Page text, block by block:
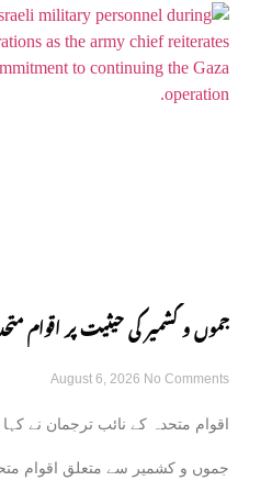
جموں و کشمیر کی حیثیت پر اقوام
قراردادوں کی قانونی حیثیت تبدیل
نائب ترجمان یو این
August 6, 2026 No Comments
اقوام متحدہ کے نائب ترجمان نے کہا
جموں و کشمیر سے متعلق اقوام